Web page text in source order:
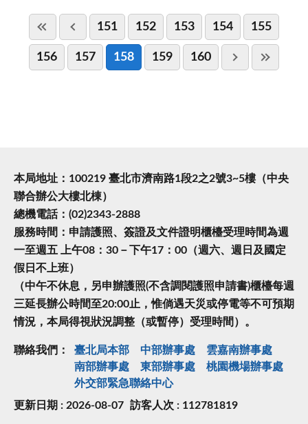
151 152 153 154 155
156 157 158 159 160
本局地址：100219 臺北市濟南路1段2之2號3~5樓（中央
聯合辦公大樓北棟）
總機電話：(02)2343-2888
服務時間：申請護照、簽證及文件證明櫃檯受理時間為週
一至週五 上午08：30－下午17：00（週六、週日及國定
假日不上班）
（中午不休息，另申辦護照(不含調閱護照申請書)櫃檯每週
三延長辦公時間至20:00止，惟倘遇天災或停電等不可預期
情況，本局得視狀況調整（或暫停）受理時間）。
聯絡我們： 臺北局本部 中部辦事處
雲嘉南辦事處
南部辦事處
東部辦事處
桃園機場辦事處
外交部緊急聯絡中⼼
更新日期 : 2026-08-07 訪客人次 : 112781819